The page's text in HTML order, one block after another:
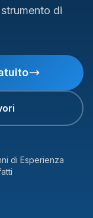
di
di Esperienza